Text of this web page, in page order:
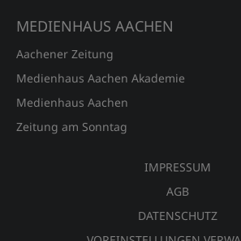
MEDIENHAUS AACHEN
Aachener Zeitung
Medienhaus Aachen Akademie
Medienhaus Aachen
Zeitung am Sonntag
IMPRESSUM
AGB
DATENSCHUTZ